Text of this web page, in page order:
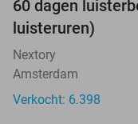
60 dagen
luisteruren)
Nextory
Amsterdam
Verkocht: 6.398